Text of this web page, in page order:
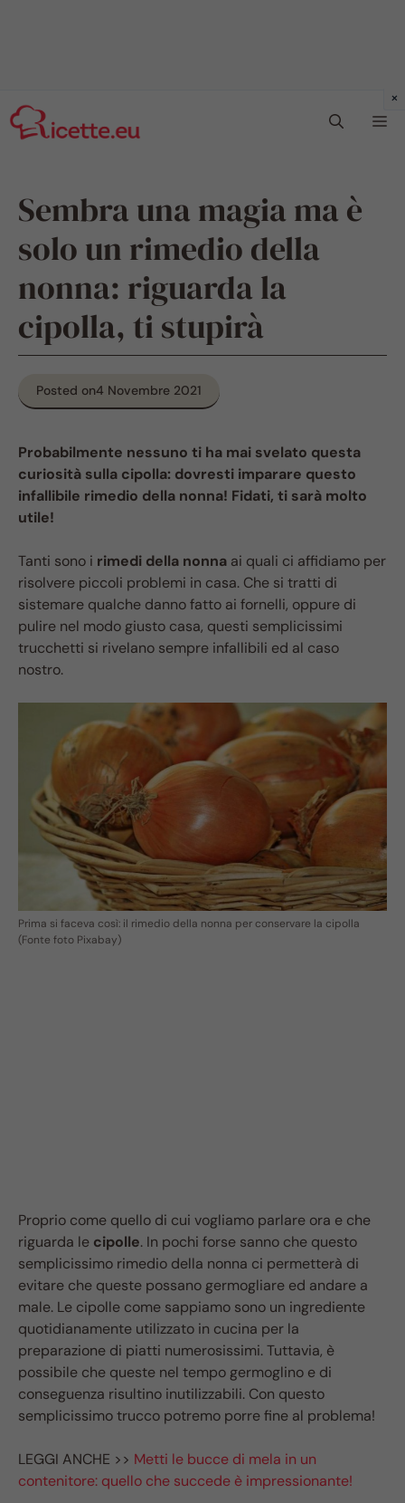
al
contenuto
Sembra una magia ma è
solo un rimedio della
nonna: riguarda la
cipolla, ti stupirà
Posted on4 Novembre 2021
Probabilmente nessuno ti ha mai svelato questa
curiosità sulla cipolla: dovresti imparare questo
infallibile rimedio della nonna! Fidati, ti sarà molto
utile!
Tanti sono i rimedi della nonna ai quali ci affidiamo per
risolvere piccoli problemi in casa. Che si tratti di
sistemare qualche danno fatto ai fornelli, oppure di
pulire nel modo giusto casa, questi semplicissimi
trucchetti si rivelano sempre infallibili ed al caso
nostro.
Prima si faceva così: il rimedio della nonna per conservare la cipolla
(Fonte foto Pixabay)
Proprio come quello di cui vogliamo parlare ora e che
riguarda le cipolle. In pochi forse sanno che questo
semplicissimo rimedio della nonna ci permetterà di
evitare che queste possano germogliare ed andare a
male. Le cipolle come sappiamo sono un ingrediente
quotidianamente utilizzato in cucina per la
preparazione di piatti numerosissimi. Tuttavia, è
possibile che queste nel tempo germoglino e di
conseguenza risultino inutilizzabili. Con questo
semplicissimo trucco potremo porre fine al problema!
LEGGI ANCHE >> Metti le bucce di mela in un
contenitore: quello che succede è impressionante!